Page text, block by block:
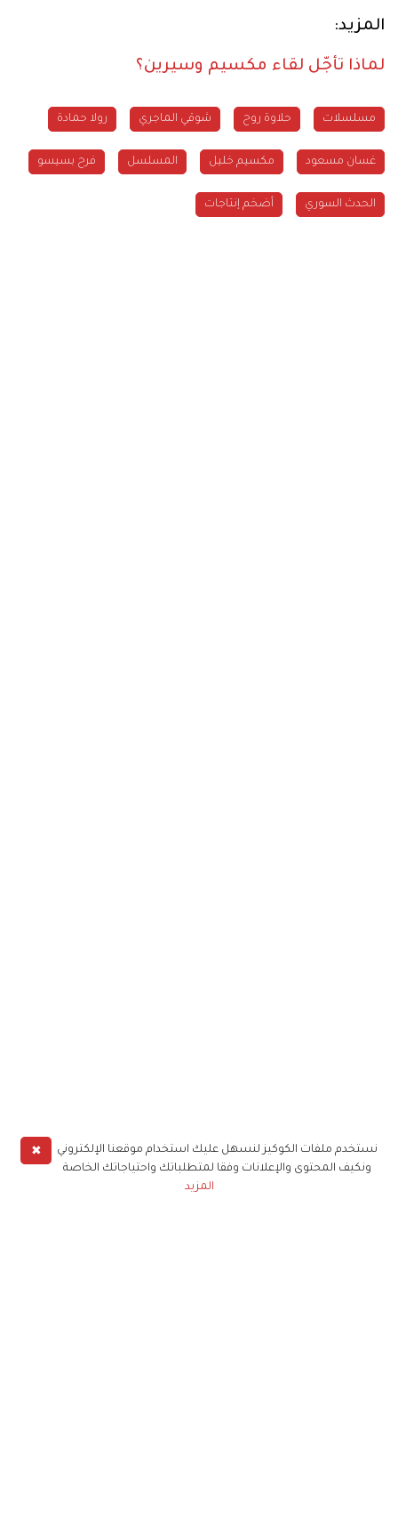
المزيد:
لماذا تأجّل لقاء مكسيم وسيرين؟
مسلسلات حلاوة روح شوقي الماجري رولا حمادة
غسان مسعود مكسيم خليل المسلسل فرح بسيسو
الحدث السوري أضخم إنتاجات
✖
نستخدم ملفات الكوكيز لنسهل عليك استخدام موقعنا الإلكتروني
ونكيف المحتوى والإعلانات وفقا لمتطلباتك واحتياجاتك الخاصة
المزيد